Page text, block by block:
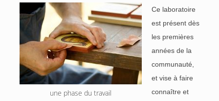
une phase du travail
Ce laboratoire
est présent dès
les premières
années de la
communauté,
et vise à faire
connaître et